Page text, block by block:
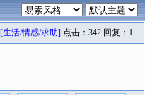
[生活/情感/求助] 点击：342 回复：1